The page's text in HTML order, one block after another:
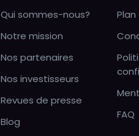
Qui sommes-nous?
Notre mission
Nos partenaires
Nos investisseurs
Revues de presse
Blog
FAQ